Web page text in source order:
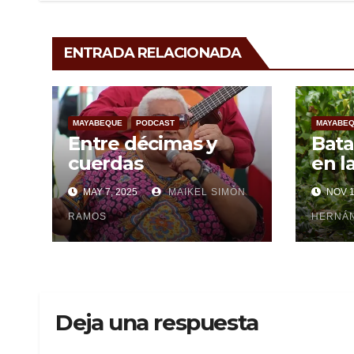
ENTRADA RELACIONADA
MAYABEQUE PODCAST
Entre décimas y
cuerdas
MAY 7, 2025 MAIKEL SIMÓN
RAMOS
en
NOV
Deja una respuesta